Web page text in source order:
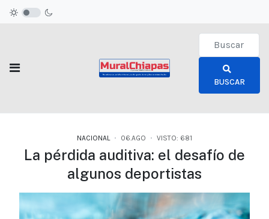
Type 2 or
BUSCAR
NACIONAL 06.AGO VISTO: 681
La pérdida auditiva: el desafío de
algunos deportistas